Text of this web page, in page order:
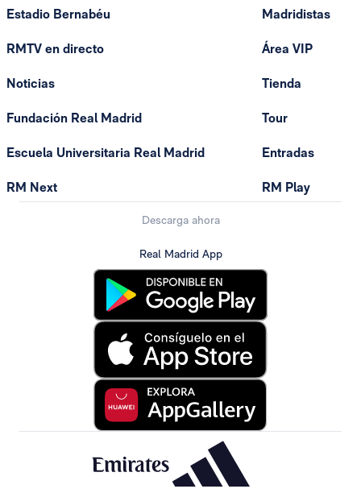
Estadio Bernabéu
RMTV en directo
Noticias
Fundación Real Madrid
Escuela Universitaria Real Madrid
RM Next
Madridistas
Área VIP
Tienda
Tour
Entradas
RM Play
Descarga ahora
Real Madrid App